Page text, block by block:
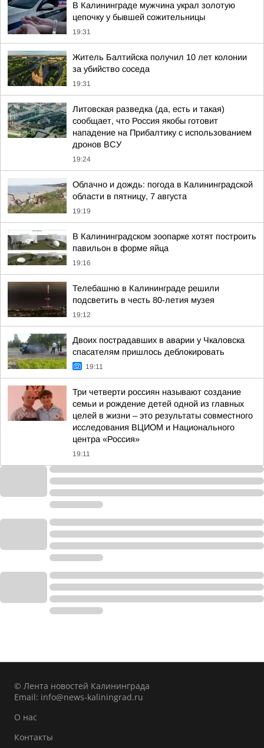
В Калининграде мужчина украл золотую
цепочку у бывшей сожительницы
19:31
Житель Балтийска получил 10 лет колонии
за убийство соседа
19:31
Литовская разведка (да, есть и такая)
сообщает, что Россия якобы готовит
нападение на Прибалтику с использованием
дронов ВСУ
19:24
Облачно и дождь: погода в Калининградской
области в пятницу, 7 августа
19:19
В Калининградском зоопарке хотят построить
павильон в форме яйца
19:16
Телебашню в Калининграде решили
подсветить в честь 80-летия музея
19:12
Двоих пострадавших в аварии у Чкаловска
спасателям пришлось деблокировать
19:11
Три четверти россиян называют создание
семьи и рождение детей одной из главных
целей в жизни – это результаты совместного
исследования ВЦИОМ и Национального
центра «Россия»
19:11
© Лента новостей Калининграда
Email: info@news-kaliningrad.ru
О нас
Контакты